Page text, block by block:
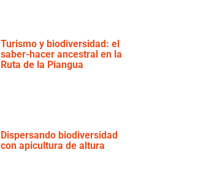
Turismo y biodiversidad: el
saber-hacer ancestral en la
Ruta de la Piangua
Dispersando biodiversidad
con apicultura de altura